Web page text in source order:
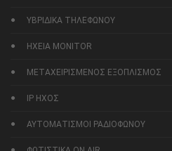
ΥΒΡΙΔΙΚΑ ΤΗΛΕΦΩΝΟΥ
ΗΧΕΙΑ MONITOR
ΜΕΤΑΧΕΙΡΙΣΜΕΝΟΣ ΕΞΟΠΛΙΣΜΟΣ
IP ΗΧΟΣ
ΑΥΤΟΜΑΤΙΣΜΟΙ ΡΑΔΙΟΦΩΝΟΥ